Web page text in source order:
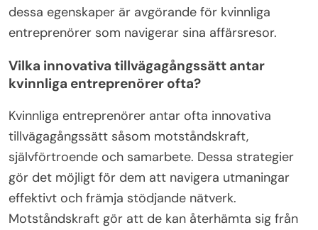
dessa egenskaper är avgörande för kvinnliga
entreprenörer som navigerar sina affärsresor.
Vilka innovativa tillvägagångssätt antar
kvinnliga entreprenörer ofta?
Kvinnliga entreprenörer antar ofta innovativa
tillvägagångssätt såsom motståndskraft,
självförtroende och samarbete. Dessa strategier
gör det möjligt för dem att navigera utmaningar
effektivt och främja stödjande nätverk.
Motståndskraft gör att de kan återhämta sig från